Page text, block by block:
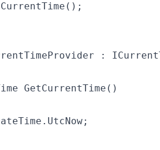
:
GetCurrentTime()